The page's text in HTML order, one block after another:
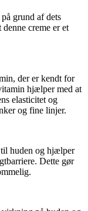
grund af dets
creme er et
der er kendt for
hjælper med at
elasticitet og
og fine linjer.
huden og hjælper
Dette gør